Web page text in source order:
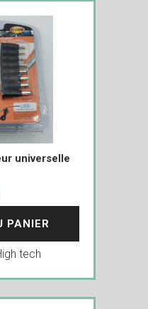
universelle
PANIER
tech